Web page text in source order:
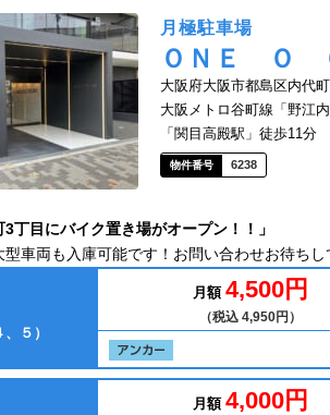
月極駐車場
ＯＮＥ Ｏ
大阪府大阪市都島区内代
大阪メトロ谷町線「野江
「関目高殿駅」徒歩11分
6238
3丁目にバイク置き場がオープン！！」
車両も入庫可能です！お問い合わせお待ちし
５）
月額 4,500円
（税込 4,950円）
月額 4,000円